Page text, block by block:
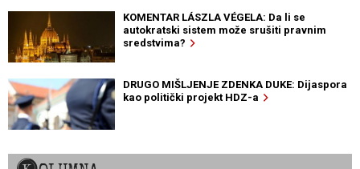
KOMENTAR LÁSZLA VÉGELA: Da li se
autokratski sistem može srušiti pravnim
sredstvima?
DRUGO MIŠLJENJE ZDENKA DUKE: Dijaspora
kao politički projekt HDZ-a